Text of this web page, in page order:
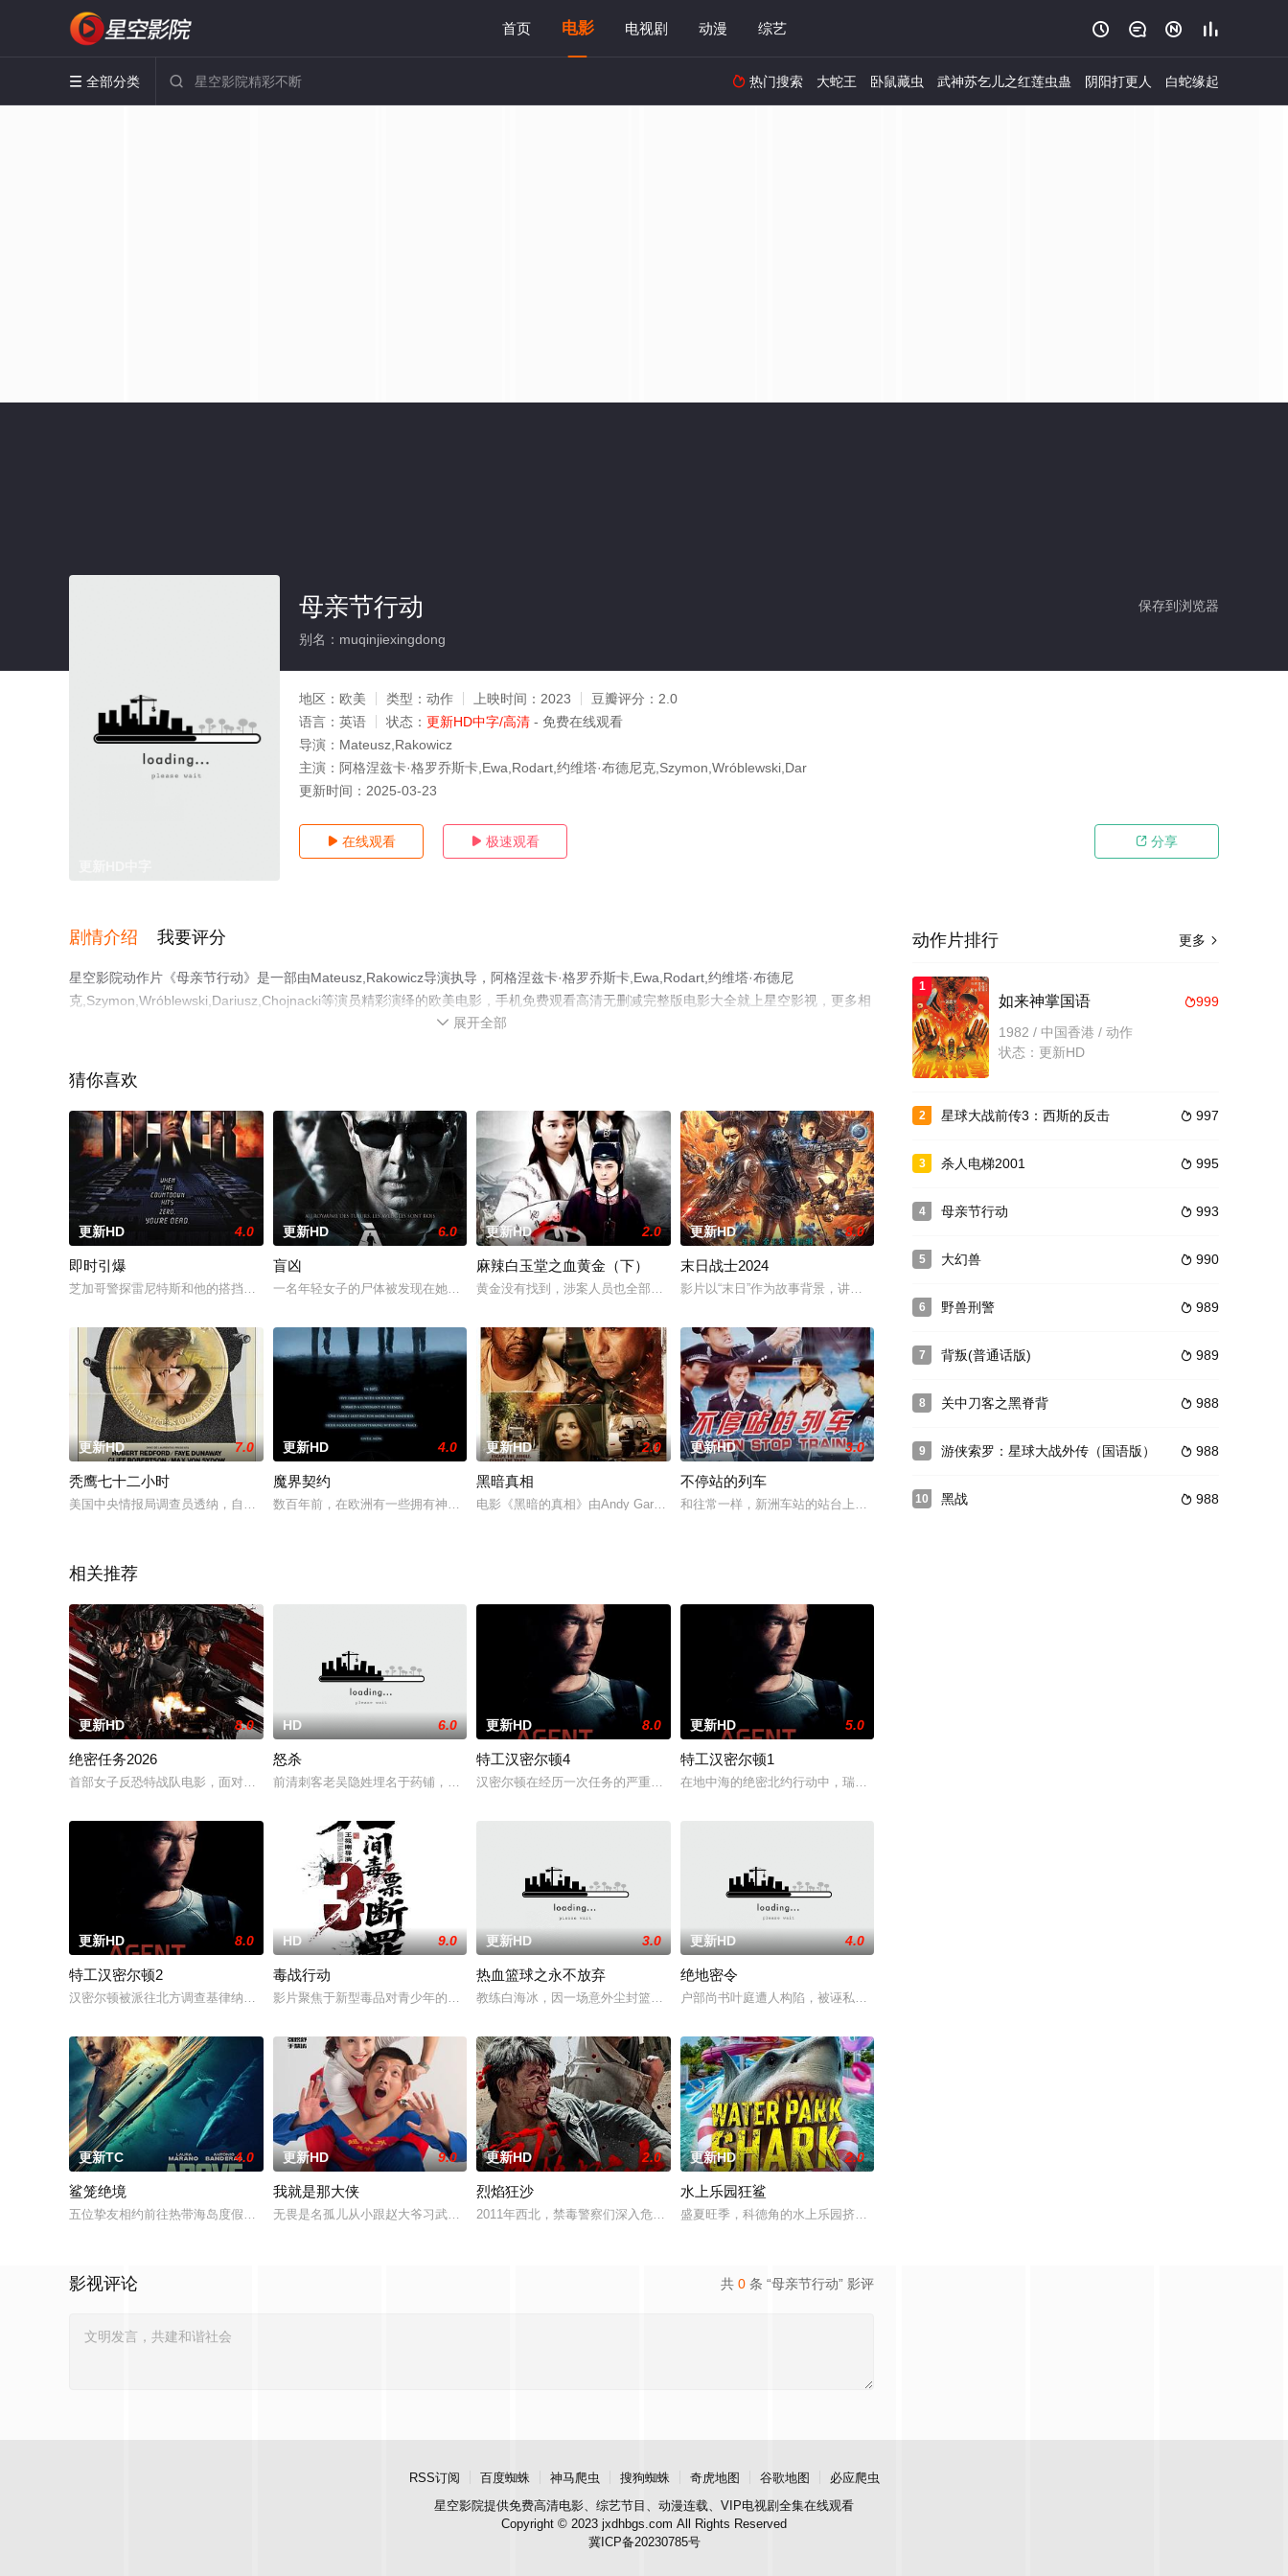
首页 电影 电视剧 动漫 综艺    
 全部分类   热门搜索 大蛇王 卧鼠藏虫 武神苏乞儿之红莲虫蛊 阴阳打更人 白蛇缘起
保存到浏览器
母亲节行动
别名：muqinjiexingdong
地区： 欧美 类型： 动作 上映时间： 2023 豆瓣评分： 2.0
语言： 英语 状态： 更新HD中字/高清 - 免费在线观看
导演： Mateusz,Rakowicz
主演： 阿格涅兹卡·格罗乔斯卡,Ewa,Rodart,约维塔·布德尼克,Szymon,Wróblewski,Dar
更新时间： 2025-03-23
 在线观看  极速观看  分享
剧情介绍 我要评分
星空影院动作片《母亲节行动》是一部由Mateusz,Rakowicz导演执导，阿格涅兹卡·格罗乔斯卡,Ewa,Rodart,约维塔·布德尼
克,Szymon,Wróblewski,Dariusz,Chojnacki等演员精彩演绎的欧美电影，手机免费观看高清无删减完整版电影大全就上星空影视，更多相
 展开全部
猜你喜欢
更新HD 4.0
即时引爆
芝加哥警探雷尼特斯和他的搭挡法吉在仓库区调查一件窃案，却在值勤中落入恐怖份子首领史汪的陷阱。在与恐怖份子火拼过程中，法吉中弹身亡，而
更新HD 6.0
盲凶
一名年轻女子的尸体被发现在她的住所。尸体被肢解，房间没有强行闯入的痕迹，也没有证人，一起完美的犯罪。拉萨勒警官负责该案的侦破工作，尽
更新HD 2.0
麻辣白玉堂之血黄金（下）
黄金没有找到，涉案人员也全部毙命，无从查起，白玉堂怀疑林夫人也参与其中，并顺藤摸瓜，牵出了宁王。原来宁王才是幕后的主谋，邵宗子一
更新HD 8.0
末日战士2024
影片以“末日”作为故事背景，讲述了几位主人公在拯救世界和自我救赎矛盾中的成长，是一部分歧与团结并存
更新HD 7.0
秃鹰七十二小时
美国中央情报局调查员透纳，自从发现局内不可告人的勾当，就此身陷一连串灾难事件。一日，两名男子冲进办公室，狙杀所有的员工，唯有透纳有幸
更新HD 4.0
魔界契约
数百年前，在欧洲有一些拥有神秘力量的人群，他们被视为邪魔遭到绞杀，不得不逃亡美洲大陆。十七世纪，拥有魔力的五大家族联合，开辟了伊普斯
更新HD 2.0
黑暗真相
电影《黑暗的真相》由Andy Garcia, Kim Coates, Deborah Kara Unger, Eva Longori
更新HD 3.0
不停站的列车
和往常一样，新洲车站的站台上挤满了熙 熙攘攘的旅客。离4255次从新洲开往建三 江的旅客列车发车还有五
相关推荐
更新HD 8.0
绝密任务2026
首部女子反恐特战队电影，面对恐怖主义恶势力，“最飒女子反恐特战队”临危受命，精英队长陈梓静（于文文 饰）率队员金凤（卢靖姗 饰）、齐
HD 6.0
怒杀
前清刺客老吴隐姓埋名于药铺，却为守护单亲母女小茜和依依，被迫出手击杀黑帮一伙而暴露身份。幕后黑手向爷派杀手左轮抓住母女二人要挟并引出
更新HD 8.0
特工汉密尔顿4
汉密尔顿在经历一次任务的严重后果后，陷入了自我毁灭的状态。然而，他被说服去执行他最擅长的任务——前往波兰找回一个掌握重要信息的瑞
更新HD 5.0
特工汉密尔顿1
在地中海的绝密北约行动中，瑞典攻击潜水员遇害。汉密尔顿，受害者的老友，前往法国土伦军事基地展开调
更新HD 8.0
特工汉密尔顿2
汉密尔顿被派往北方调查基律纳太空项目的间谍行为，同时发现有人从瑞典窃取秘密武器材料。他被调至布鲁塞尔担任国防部长保镖，而叛乱分子计划
HD 9.0
毒战行动
影片聚焦于新型毒品对青少年的危害，对社会秩序的破坏为主题，旨在通过电影让观众意识到毒品的可怕，着重塑造了缉毒警察在危险环境中坚守岗位
更新HD 3.0
热血篮球之永不放弃
教练白海冰，因一场意外尘封篮球梦。为完成病危师兄的嘱托，他接手一支被嘲为“无胜利队”的业余球队。当一群问题少年遇上背负阴影的教练，他
更新HD 4.0
绝地密令
户部尚书叶庭遭人构陷，被诬私贪国库银两，身陷囹圄在即，叶庭急召其子叶护相见。叶护心知父亲蒙冤，却
更新TC 4.0
鲨笼绝境
五位挚友相约前往热带海岛度假，计划在碧蓝海域中体验刺激的鲨鱼笼潜水，同时享受奢靡的派对狂欢。然而他们浑然不知，这趟旅程不过是一场精心
更新HD 9.0
我就是那大侠
无畏是名孤儿从小跟赵大爷习武收废品，做事一根筋的他总被误解。在经历一次重大事件后，被迫加入保健品公司，实现了自我价值体验到社会存在感
更新HD 2.0
烈焰狂沙
2011年西北，禁毒警察们深入危险境地，与毒贩展开了一场惊心动魄的较量。三年后，杨天追查战友马超遇害案件，抽丝剥茧，掀出袁氏兄弟走私
更新HD 2.0
水上乐园狂鲨
盛夏旺季，科德角的水上乐园挤满了消暑游客，一群凶猛的大白鲨突然闯入园区水域，把整片游乐区变成了开
共 0 条 “母亲节行动” 影评
影视评论
更多 
动作片排行
1
999
如来神掌国语
1982 / 中国香港 / 动作
状态：更新HD
2  997
星球大战前传3：西斯的反击
3  995
杀人电梯2001
4  993
母亲节行动
5  990
大幻兽
6  989
野兽刑警
7  989
背叛(普通话版)
8  988
关中刀客之黑脊背
9  988
游侠索罗：星球大战外传（国语版）
10  988
黑战
RSS订阅 百度蜘蛛 神马爬虫 搜狗蜘蛛 奇虎地图 谷歌地图
必应爬虫
星空影院提供免费高清电影、综艺节目、动漫连载、VIP电视剧全集在线观看
Copyright © 2023 jxdhbgs.com All Rights Reserved
冀ICP备20230785号